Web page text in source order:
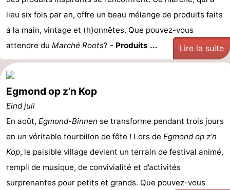
vélo
Équitation
-
Terrains
de
golf
-
Surfen
-
Peche
Sportive
Boire
et
manger
Événements
Pratiques
Forum
Route
lieu six fois par an, offre un beau mélange de produits faits
à la main, vintage et (h)onnêtes. Que pouvez-vous
attendre du Marché Roots? - Produits ... Lire la suite
Egmond op z’n Kop
Eind juli
En août, Egmond-Binnen se transforme pendant trois jours
en un véritable tourbillon de fête ! Lors de Egmond op z’n
Kop, le paisible village devient un terrain de festival animé,
rempli de musique, de convivialité et d’activités
surprenantes pour petits et grands. Que pouvez-vous